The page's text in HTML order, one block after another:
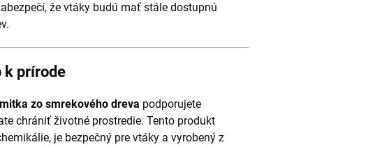
že vtáky budú mať stále dostupnú
k prírode
zo smrekového dreva podporujete
chrániť životné prostredie. Tento produkt
je bezpečný pre vtáky a vyrobený z